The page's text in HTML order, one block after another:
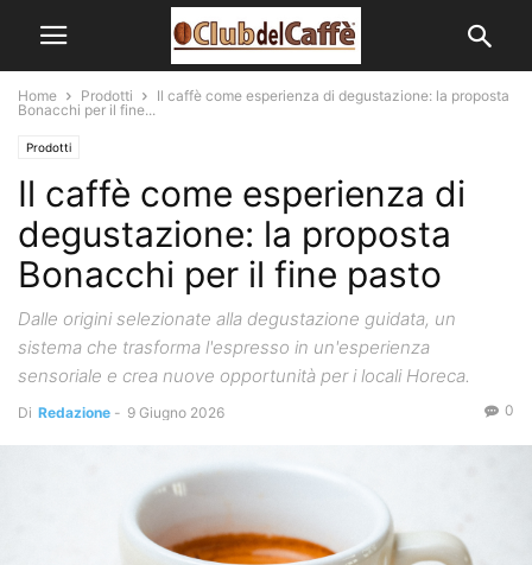
Home Prodotti
Il caffè come esperienza di degustazione: la proposta
Bonacchi per il fine...
Prodotti
Il caffè come esperienza di
degustazione: la proposta
Bonacchi per il fine pasto
Dalle origini selezionate alla degustazione guidata, un
sistema che trasforma l'espresso in un'esperienza
sensoriale e crea nuove opportunità per i locali Horeca.
Di Redazione - 9 Giugno 2026 0